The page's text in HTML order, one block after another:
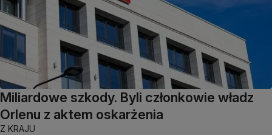
Miliardowe szkody. Byli członkowie władz
Orlenu z aktem oskarżenia
Z KRAJU